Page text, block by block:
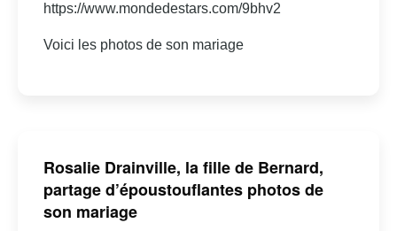
https://www.mondedestars.com/9bhv2
Voici les photos de son mariage
Rosalie Drainville, la fille de Bernard,
partage d’époustouflantes photos de
son mariage